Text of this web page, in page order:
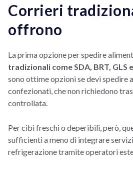
Corrieri
offrono
La prima opzione per spedire
tradizionali come SDA, BRT, GLS
sono ottime opzioni se devi spedire
confezionati, che non richiedono
controllata.
Per cibi freschi o deperibili, però,
sufficienti a meno di integrare
refrigerazione tramite operatori